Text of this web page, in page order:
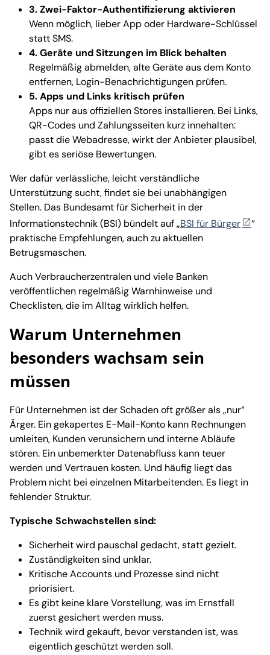
3. Zwei-Faktor-Authentifizierung aktivieren
Wenn möglich, lieber App oder Hardware-Schlüssel
statt SMS.
4. Geräte und Sitzungen im Blick behalten
Regelmäßig abmelden, alte Geräte aus dem Konto
entfernen, Login-Benachrichtigungen prüfen.
5. Apps und Links kritisch prüfen
Apps nur aus offiziellen Stores installieren. Bei Links,
QR-Codes und Zahlungsseiten kurz innehalten:
passt die Webadresse, wirkt der Anbieter plausibel,
gibt es seriöse Bewertungen.
Wer dafür verlässliche, leicht verständliche
Unterstützung sucht, findet sie bei unabhängigen
Stellen. Das Bundesamt für Sicherheit in der
Informationstechnik (BSI) bündelt auf „BSI für Bürger
“
praktische Empfehlungen, auch zu aktuellen
Betrugsmaschen.
Auch Verbraucherzentralen und viele Banken
veröffentlichen regelmäßig Warnhinweise und
Checklisten, die im Alltag wirklich helfen.
Warum Unternehmen
besonders wachsam sein
müssen
Für Unternehmen ist der Schaden oft größer als „nur“
Ärger. Ein gekapertes E-Mail-Konto kann Rechnungen
umleiten, Kunden verunsichern und interne Abläufe
stören. Ein unbemerkter Datenabfluss kann teuer
werden und Vertrauen kosten. Und häufig liegt das
Problem nicht bei einzelnen Mitarbeitenden. Es liegt in
fehlender Struktur.
Typische Schwachstellen sind:
Sicherheit wird pauschal gedacht, statt gezielt.
Zuständigkeiten sind unklar.
Kritische Accounts und Prozesse sind nicht
priorisiert.
Es gibt keine klare Vorstellung, was im Ernstfall
zuerst gesichert werden muss.
Technik wird gekauft, bevor verstanden ist, was
eigentlich geschützt werden soll.